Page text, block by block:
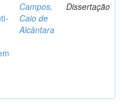
Campos,
Caio de
Alcântara
Dissertação